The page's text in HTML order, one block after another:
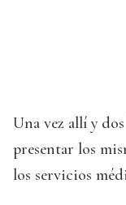
Una vez allí y
presentar los
los servicios